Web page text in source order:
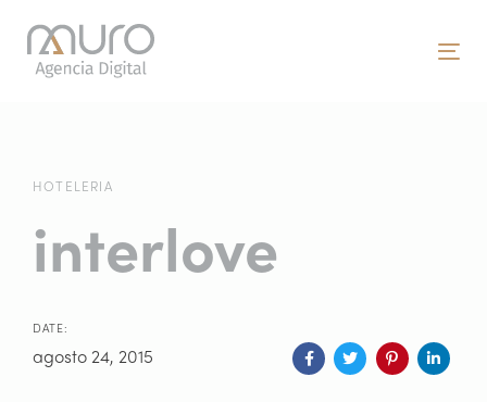
links
primary
contentHOTELERIA
interlove
DATE:
agosto 24, 2015